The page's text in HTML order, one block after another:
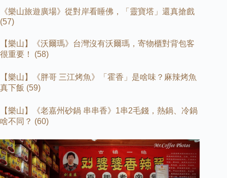
《樂山旅遊廣場》從對岸看睡佛，「靈寶塔」還真搶戲
(57)
【樂山】《沃爾瑪》台灣沒有沃爾瑪，寄物櫃對背包客
很重要！
(58)
【樂山】《胖哥 三江烤魚》「霍香」是啥味？麻辣烤魚
真下飯 (59)
【樂山】《老嘉州砂鍋 串串香》 1串2毛錢，熱鍋、冷鍋
啥不同？ (60)